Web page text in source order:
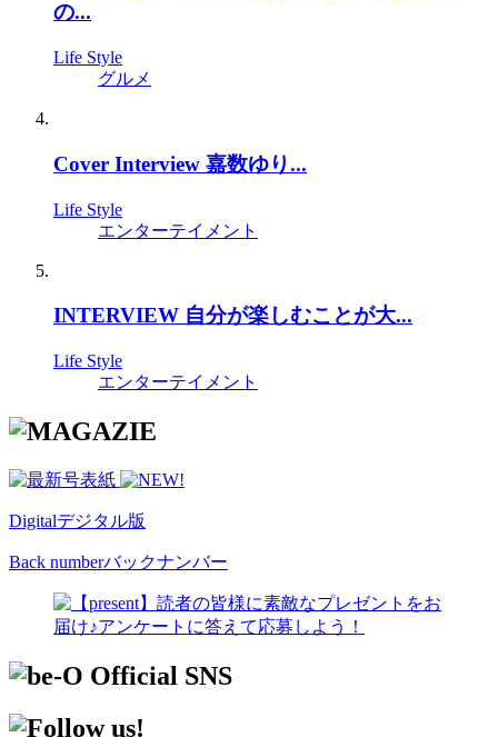
の...
Life Style
グルメ
Cover Interview 嘉数ゆり...
Life Style
エンターテイメント
INTERVIEW 自分が楽しむことが大...
Life Style
エンターテイメント
Digitalデジタル版
Back numberバックナンバー